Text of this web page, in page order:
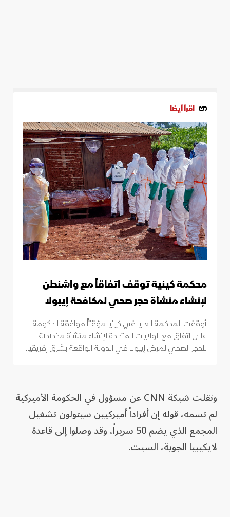
اقرأ أيضاً
محكمة كينية توقف اتفاقاً مع واشنطن
لإنشاء منشأة حجر صحي لمكافحة إيبولا
أوقفت المحكمة العليا في كينيا مؤقتاً موافقة الحكومة
على اتفاق مع الولايات المتحدة لإنشاء منشأة مخصصة
للحجر الصحي لمرض إيبولا في الدولة الواقعة بشرق إفريقيا.
ونقلت شبكة CNN عن مسؤول في الحكومة الأميركية
لم تسمه، قوله إن أفراداً أميركيين سيتولون تشغيل
المجمع الذي يضم 50 سريراً، وقد وصلوا إلى قاعدة
لايكيبيا الجوية، السبت.